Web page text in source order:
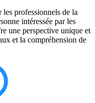
les professionnels de la
intéressée par les
une perspective unique et
et la compréhension de